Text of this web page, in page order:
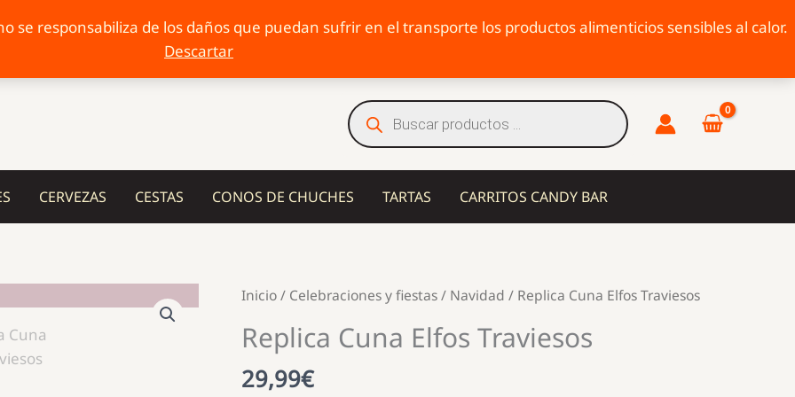
se responsabiliza de los daños que puedan sufrir en el transporte los productos alimenticios sensibles al calor.
Descartar
Búsqueda
de
productos
CERVEZAS CESTAS CONOS DE CHUCHES TARTAS CARRITOS CANDY BAR
Inicio/ Celebraciones y fiestas/ Navidad / Replica Cuna Elfos Traviesos
Replica Cuna Elfos Traviesos
29,99€